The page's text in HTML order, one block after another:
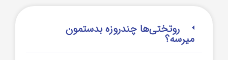
روتختی‌‌ها چندروزه بدستمون
میرسه؟